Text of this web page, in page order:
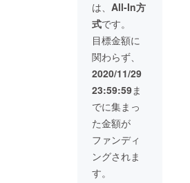
しま
す。
メール
の場合
は返信
をもっ
て予約
確定と
させて
いただ
きま
す。 予
約可能
日時は
１２月
らいを
考えて
いま
す。 予
約は１
２月１
５日ま
でに電
話か
メール
で予約
お願い
しま
す。
メール
は、 All-In方
式です。
目標金額に
関わらず、
2020/11/29
23:59:59ま
でに集まっ
た金額が
ファンディ
ングされま
す。